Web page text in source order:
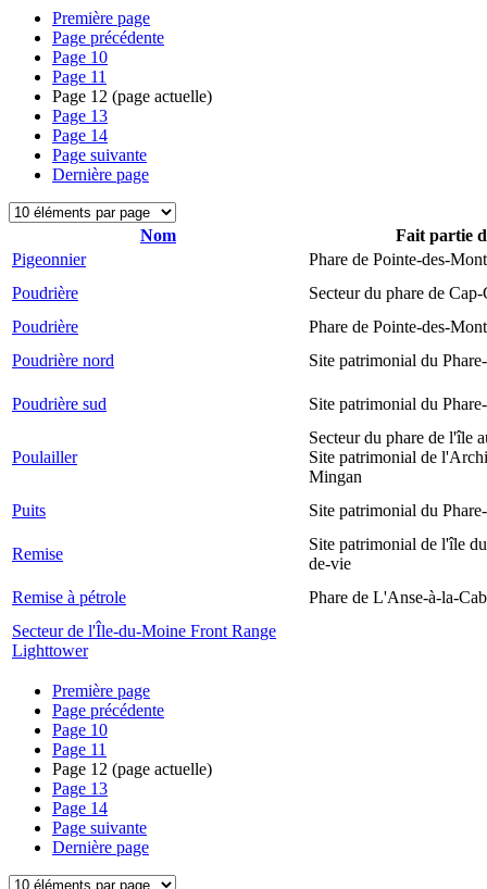
Première page
Page précédente
Page 10
Page 11
Page 12 (page actuelle)
Page 13
Page 14
Page suivante
Dernière page
Nom
Fait partie
Pigeonnier
Phare de Pointe-des-
Poudrière
Secteur du phare de Cap-
Poudrière
Phare de Pointe-des-
Poudrière nord
Site patrimonial du
Poudrière sud Site patrimonial du
Poulailler
Secteur du phare de l'île
Site patrimonial de
Mingan
Puits
Site patrimonial du
Remise
Site patrimonial de l'île
de-vie
Remise à pétrole
Phare de L'Anse-à-la-
Secteur de l'Île-du-Moine Front Range
Lighttower
Première page
Page précédente
Page 10
Page 11
Page 12 (page actuelle)
Page 13
Page 14
Page suivante
Dernière page